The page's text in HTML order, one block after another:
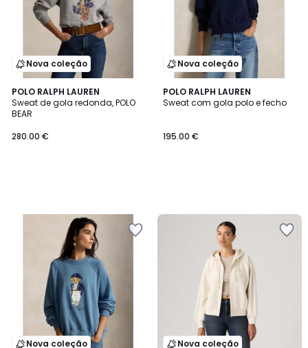
Nova coleção
POLO RALPH LAUREN
Sweat de gola redonda, POLO
BEAR
280.00 €
Nova coleção
POLO RALPH LAUREN
Sweat com gola polo e fecho
195.00 €
Nova coleção Nova coleção